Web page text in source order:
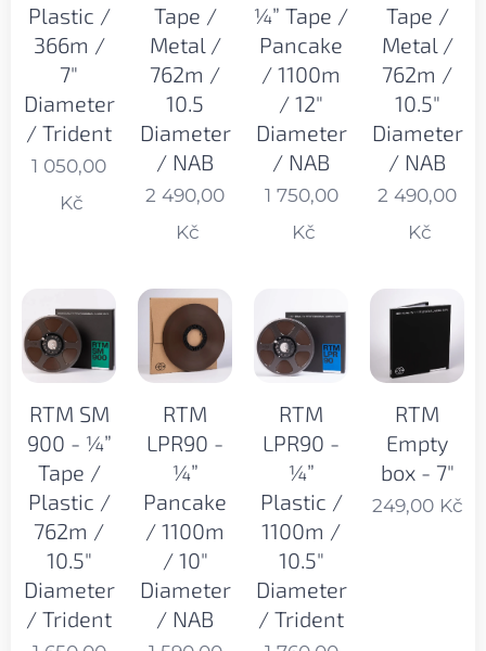
Plastic /
366m /
7"
Diameter
/ Trident
1 050,00
Kč
Tape /
Metal /
762m /
10.5
Diameter
/ NAB
2 490,00
Kč
¼” Tape /
Pancake
/ 1100m
/ 12"
Diameter
/ NAB
1 750,00
Kč
Tape /
Metal /
762m /
10.5"
Diameter
/ NAB
2 490,00
Kč
RTM SM
900 - ¼”
Tape /
Plastic /
762m /
10.5"
Diameter
/ Trident
RTM
LPR90 -
¼”
Pancake
/ 1100m
/ 10"
Diameter
/ NAB
RTM
LPR90 -
¼”
Plastic /
1100m /
10.5"
Diameter
/ Trident
RTM
Empty
box - 7"
249,00Kč